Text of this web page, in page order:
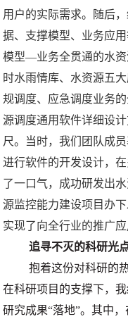
用户的实际需求。随后
据、支撑模型、业务应
模型—业务全贯通的水
时水雨情库、水资源五
规调度、应急调度业务
源调度通用软件详细设
尺。当时，我们团队成
进行软件的开发设计，
了一口气，成功研发出
源监控能力建设项目办
实现了向全行业的推广应
追寻不灭的科研光
抱着这份对科研的
在科研项目的支撑下，
研究成果“落地”。其中